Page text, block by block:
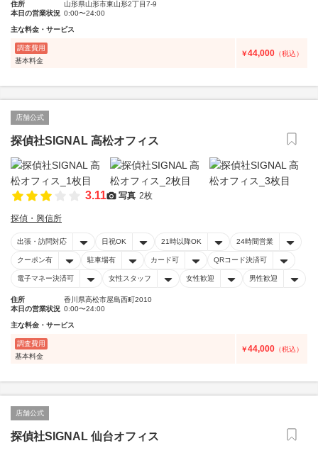
住所
山形県山形市東山形2丁目7-9
本日の営業状況 0:00〜24:00
主な料金・サービス
調査費用
基本料金
￥44,000 （税込）
店舗公式
探偵社SIGNAL 高松オフィス
3.11 写真 2枚
探偵・興信所
出張・訪問対応 日祝OK 21時以降OK 24時間営業
クーポン有 駐車場有 カード可 QRコード決済可
電子マネー決済可 女性スタッフ 女性歓迎 男性歓迎
住所
香川県高松市屋島西町2010
本日の営業状況 0:00〜24:00
主な料金・サービス
調査費用
基本料金
￥44,000 （税込）
店舗公式
探偵社SIGNAL 仙台オフィス